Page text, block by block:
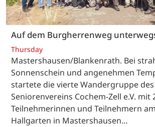
Auf dem Burgherrenweg
Thursday
Mastershausen/Blankenrath. Bei
Sonnenschein und angenehmen
startete die vierte Wandergruppe des
Seniorenvereins Cochem-Zell e.V. mit
Teilnehmerinnen und Teilnehmern
Hallgarten in Mastershausen…